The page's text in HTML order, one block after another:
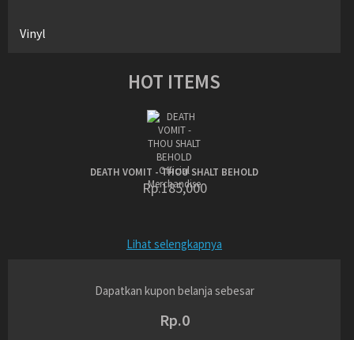
Vinyl
HOT ITEMS
DEATH VOMIT - THOU SHALT BEHOLD
Rp.185,000
Lihat selengkapnya
Dapatkan kupon belanja sebesar
Rp.0